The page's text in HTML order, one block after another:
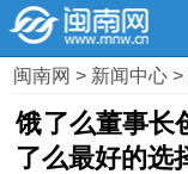
闽南网> 新闻中心>
饿了么董事长
了么最好的选